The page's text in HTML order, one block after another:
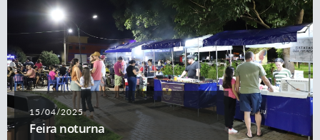
15/04/2025
Feira noturna